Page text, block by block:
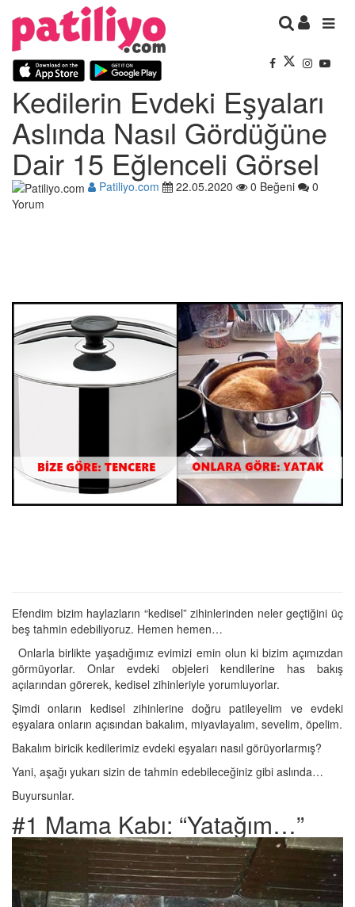
Kedilerin Evdeki Eşyaları
Aslında Nasıl Gördüğüne
Dair 15 Eğlenceli Görsel
Patiliyo.com 22.05.2020 0 Beğeni
0
Yorum
Efendim bizim haylazların “kedisel” zihinlerinden neler geçtiğini üç
beş tahmin edebiliyoruz. Hemen hemen…
Onlarla birlikte yaşadığımız evimizi emin olun ki bizim açımızdan
görmüyorlar. Onlar evdeki objeleri kendilerine has bakış
açılarından görerek, kedisel zihinleriyle yorumluyorlar.
Şimdi onların kedisel zihinlerine doğru patileyelim ve evdeki
eşyalara onların açısından bakalım, miyavlayalım, sevelim, öpelim.
Bakalım biricik kedilerimiz evdeki eşyaları nasıl görüyorlarmış?
Yani, aşağı yukarı sizin de tahmin edebileceğiniz gibi aslında…
Buyursunlar.
#1 Mama Kabı: “Yatağım…”